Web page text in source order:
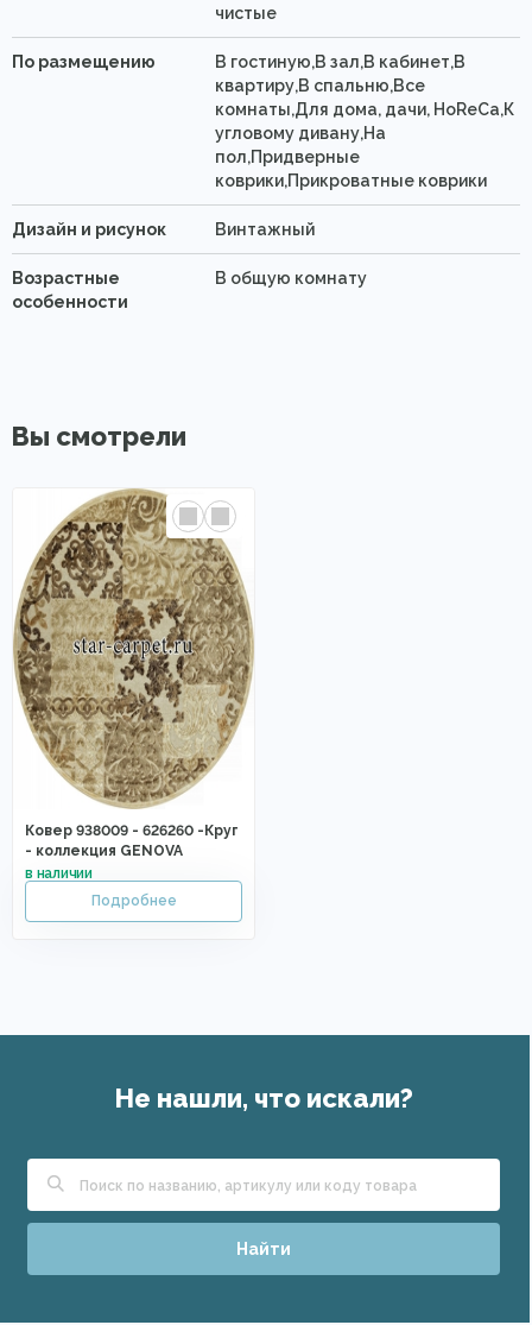
чистые
По размещению
В гостиную,В зал,В кабинет,В
квартиру,В спальню,Все
комнаты,Для дома, дачи, HoReCa,К
угловому дивану,На
пол,Придверные
коврики,Прикроватные коврики
Дизайн и рисунок Винтажный
Возрастные
особенности
В общую комнату
Вы смотрели
Ковер 938009 - 626260 -Круг
- коллекция GENOVA
Не нашли, что искали?
Найти